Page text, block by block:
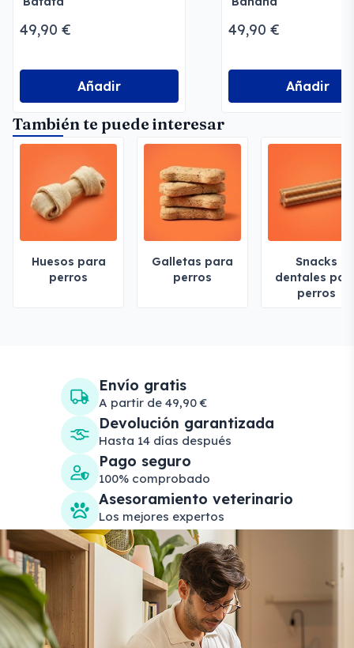
49,90 €
Añadir
49,90 €
Añadir
También te puede interesar
Huesos para
perros
Galletas para
perros
Snacks
dentales
perros
Envío gratis
A partir de 49,90 €
Devolución garantizada
Hasta 14 días después
Pago seguro
100% comprobado
Asesoramiento veterinario
Los mejores expertos